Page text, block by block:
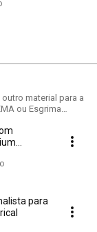
material para a
ou Esgrima
para